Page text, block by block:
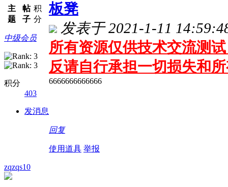
主
题
帖
子
积
分
中级会员
积分
403
发消息
板凳
发表于 2021-1-11
所有资源仅供技术交流测
反请自行承担一切损失和
6666666666666
回复
使用道具 举报
zqzqs10